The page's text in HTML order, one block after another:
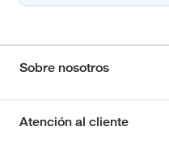
Sobre nosotros
Atención al cliente